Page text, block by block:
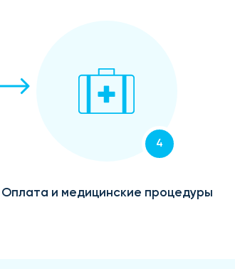
4
Оплата и медицинские процедуры